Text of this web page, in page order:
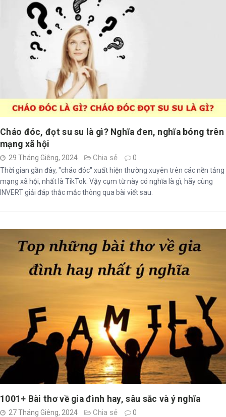
Cháo đóc, đọt su su là gì? Nghĩa đen, nghĩa bóng trên
mạng xã hội
29 Tháng Giêng, 2024 Chia sẻ
0
Thời gian gần đây, "cháo đóc" xuất hiện thường xuyên trên các nền tảng
mạng xã hội, nhất là TikTok. Vậy cụm từ này có nghĩa là gì, hãy cùng
INVERT giải đáp thắc mắc thông qua bài viết sau.
1001+ Bài thơ về gia đình hay, sâu sắc và ý nghĩa
27 Tháng Giêng, 2024 Chia sẻ
0